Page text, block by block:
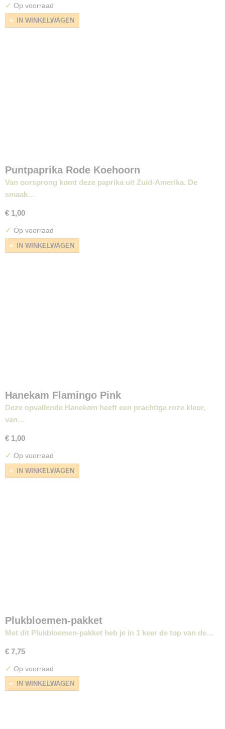
✓ Op voorraad
IN WINKELWAGEN
Puntpaprika Rode Koehoorn
Van oorsprong komt deze paprika uit Zuid-Amerika. De
smaak…
€ 1,00
✓ Op voorraad
IN WINKELWAGEN
Hanekam Flamingo Pink
Deze opvallende Hanekam heeft een prachtige roze kleur,
van…
€ 1,00
✓ Op voorraad
IN WINKELWAGEN
Plukbloemen-pakket
Met dit Plukbloemen-pakket heb je in 1 keer de top van de…
€ 7,75
✓ Op voorraad
IN WINKELWAGEN